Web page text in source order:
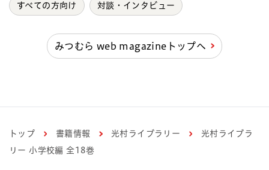
すべての方向け 対談・インタビュー
みつむら web magazineトップへ
トップ 書籍情報 光村ライブラリー
光村ライブラ
リー 小学校編 全18巻